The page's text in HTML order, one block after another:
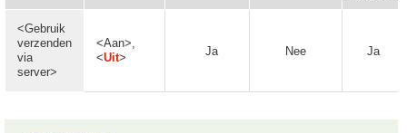
<Gebruik
verzenden
via
server>
<Aan>,
<Uit> Ja Nee Ja